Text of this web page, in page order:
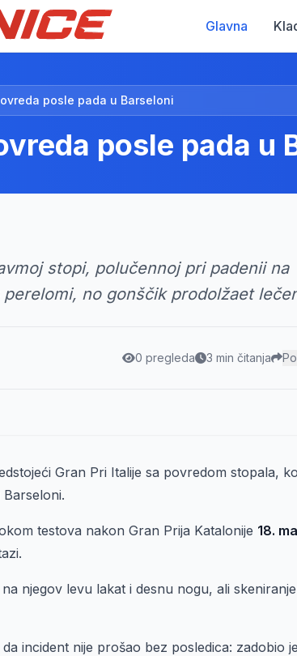
Glavna
posle pada u Barseloni
posle pada u
stopi, polučennoj pri padenii na
no gonščik prodolžaet
0 pregleda 3 min čitanja
Gran Pri Italije sa povredom stopala,
testova nakon Gran Prija Katalonije 18.
njegov levu lakat i desnu nogu, ali
incident nije prošao bez posledica: zadobio je